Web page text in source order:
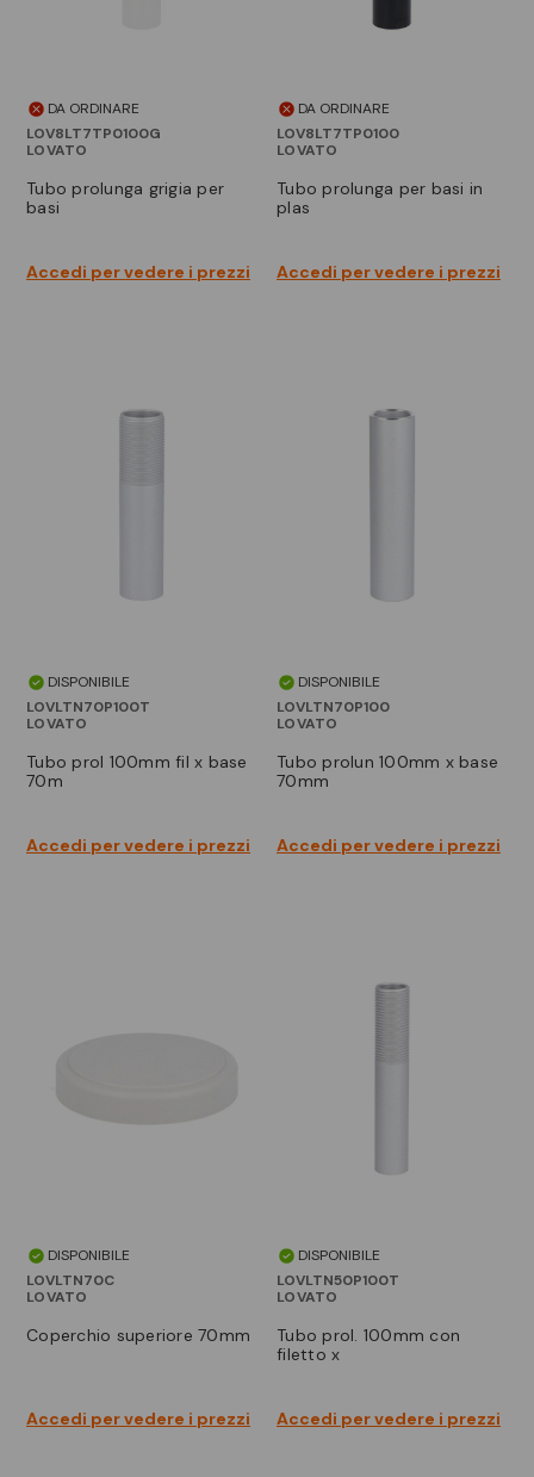
DA ORDINARE
LOV8LT7TP0100G
LOVATO
tubo prolunga grigia per
basi
Accedi per vedere i prezzi
DA ORDINARE
LOV8LT7TP0100
LOVATO
tubo prolunga per basi in
plas
Accedi per vedere i prezzi
DISPONIBILE
LOVLTN70P100T
LOVATO
tubo prol 100mm fil x base
70m
Accedi per vedere i prezzi
DISPONIBILE
LOVLTN70P100
LOVATO
tubo prolun 100mm x base
70mm
Accedi per vedere i prezzi
DISPONIBILE
LOVLTN70C
LOVATO
coperchio superiore 70mm
Accedi per vedere i prezzi
DISPONIBILE
LOVLTN50P100T
LOVATO
tubo prol. 100mm con
filetto x
Accedi per vedere i prezzi